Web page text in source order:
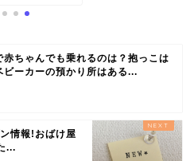
赤ちゃんでも乗れるのは？抱っこは
ビーカーの預かり所はある...
情報!おばけ屋
...